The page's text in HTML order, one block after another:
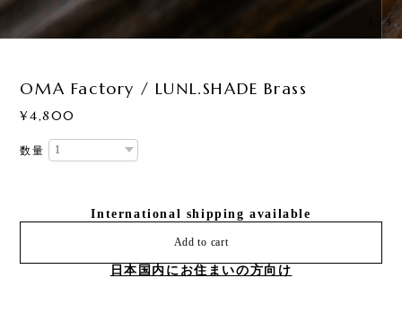
/5
OMA Factory / LUNL.SHADE Brass
¥4,800
数量
International shipping available
Add to cart
日本国内にお住まいの方向け